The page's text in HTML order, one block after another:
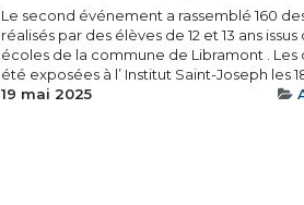
Le second événement a rassemblé 160
réalisés par des élèves de 12 et 13 ans
écoles de la commune de Libramont .
été exposées à l’ Institut Saint-Joseph les 18
19 mai 2025